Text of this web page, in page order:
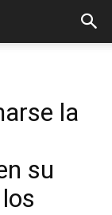
la
su